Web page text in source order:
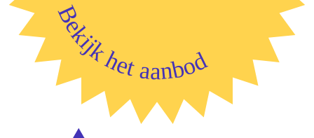
Bekijk het aanbod